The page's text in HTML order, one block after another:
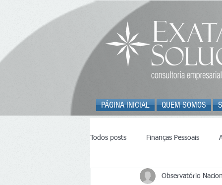
PÁGINA INICIAL QUEM SOMOS
Todos posts Finanças Pessoais
Trânsito - ONSV Observatório